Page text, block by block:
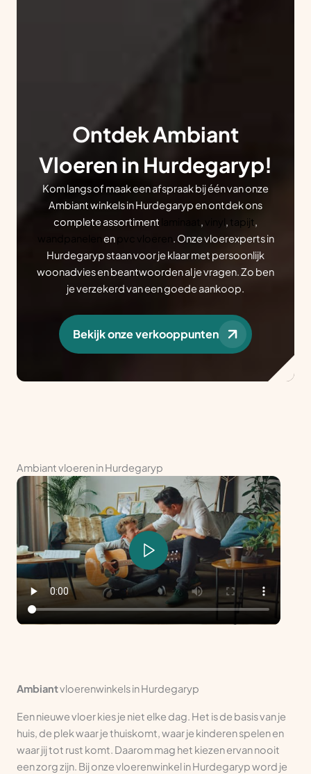
Ontdek Ambiant
Vloeren in Hurdegaryp!
Kom langs of maak een afspraak bij één van onze
Ambiant winkels in Hurdegaryp en ontdek ons
complete assortiment
, , tapijt,
en
. Onze vloerexperts in
Hurdegaryp staan voor je klaar met persoonlijk
woonadvies en beantwoorden al je vragen. Zo ben
je verzekerd van een goede aankoop.
Bekijk onze verkooppunten
Ambiant vloeren in Hurdegaryp
Ambiantvloerenwinkels in Hurdegaryp
Een nieuwe vloer kies je niet elke dag. Het is de basis van je
huis, de plek waar je thuiskomt, waar je kinderen spelen en
waar jij tot rust komt. Daarom mag het kiezen ervan nooit
een zorg zijn. Bij onze vloerenwinkel in Hurdegaryp word je